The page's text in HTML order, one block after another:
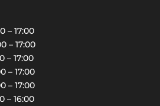
17:00
17:00
17:00
– 17:00
17:00
16:00